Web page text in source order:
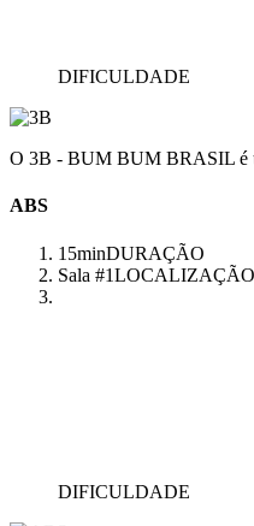
DIFICULDADE
O 3B - BUM BUM BRASIL é
ABS
15minDURAÇÃO
Sala #1LOCALIZAÇÃO
DIFICULDADE